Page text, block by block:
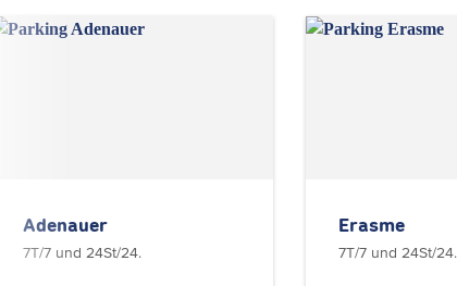
Erasme
7T/7 und 24St/24.
Adenauer
7T/7 und 24St/24.